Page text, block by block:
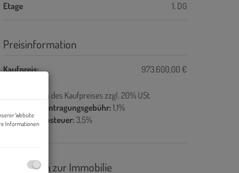
Etage 1. DG
Preisinformation
Kaufpreis: 973.600,00 €
3% des Kaufpreises zzgl. 20% USt.
Grundbucheintragungsgebühr:1,1%
Grunderwerbsteuer:3,5%
Basisdaten zur Immobilie
Website
Informationen